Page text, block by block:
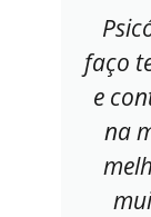
faço
e
na